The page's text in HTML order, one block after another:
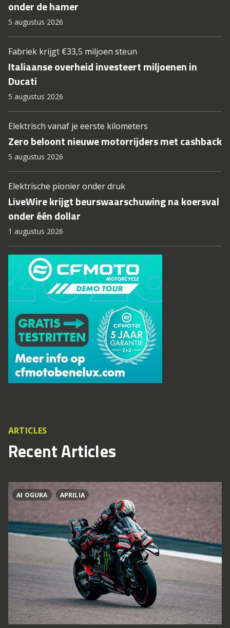
onder de hamer
5 augustus 2026
Fabriek krijgt €33,5 miljoen steun
Italiaanse overheid investeert miljoenen in
Ducati
5 augustus 2026
Elektrisch vanaf je eerste kilometers
Zero beloont nieuwe motorrijders met cashback
5 augustus 2026
Elektrische pionier onder druk
LiveWire krijgt beurswaarschuwing na koersval
onder één dollar
1 augustus 2026
ARTICLES
Recent Articles
AI OGURA APRILIA